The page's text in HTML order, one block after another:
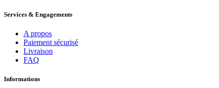
Services & Engagements
A propos
Paiement sécurisé
Livraison
FAQ
Informations